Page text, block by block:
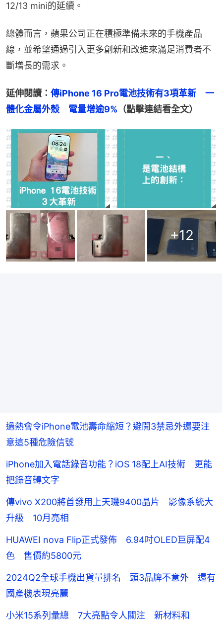
12/13 mini的延續。
總體而言，蘋果公司正在積極準備未來的手機產品
線，並希望通過引入更多創新和改進來滿足消費者不
斷增長的需求。
延伸閱讀： 傳iPhone 16 Pro電池技術有3項革新　一
體化金屬外殼　電量增逾9% （點擊連結看全文）
+12
過熱會令iPhone電池壽命縮短？避開3禁忌外還要注
意這5種危險信號
iPhone加入電話錄音功能？iOS 18配上AI技術 更能
把錄音轉文字
傳vivo X200將首發用上天璣9400晶片 影像系統大
升級 10月亮相
HUAWEI nova Flip正式發佈 6.94吋OLED巨屏配4
色 售價約5800元
2024Q2全球手機出貨量排名 頭3品牌不意外 還有
國產機表現亮麗
小米15系列彙總 7大亮點令人關注 新材料和